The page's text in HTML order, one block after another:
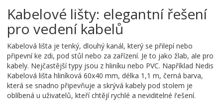
Kabelové lišty: elegantní řešení
pro vedení kabelů
Kabelová lišta je tenký, dlouhý kanál, který se přilepí nebo
připevní ke zdi, pod stůl nebo za zařízení. Je to jako žlab, ale pro
kabely. Nejčastější typy jsou z hliníku nebo PVC. Například Nedis
Kabelová lišta hliníková 60x40 mm, délka 1,1 m, černá barva,
která se snadno připevňuje a skrývá kabely pod stolem je
oblíbená u uživatelů, kteří chtějí rychlé a neviditelné řešení.